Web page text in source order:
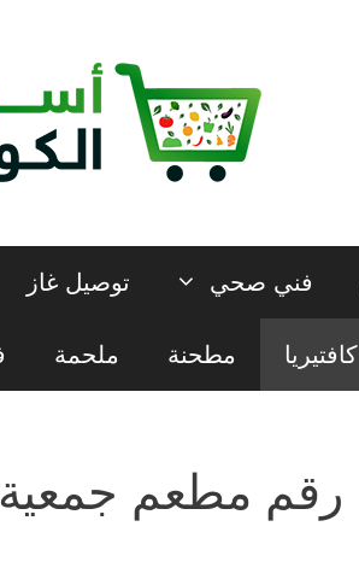
فني صحي توصيل غاز
كافتيريا مطحنة ملحمة
رقم مطعم جمعية